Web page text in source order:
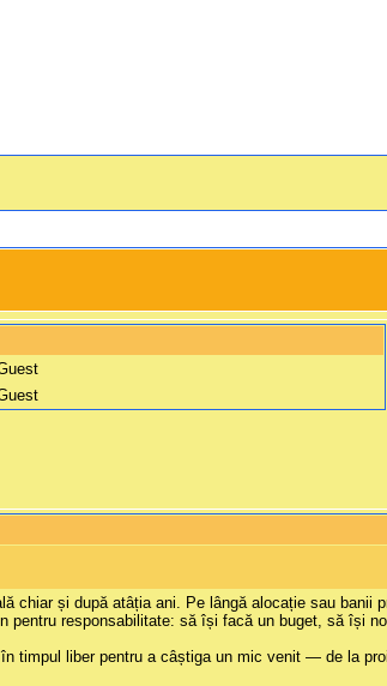
chiar și după atâția ani. Pe lângă alocație sau
pentru responsabilitate: să își facă un buget, să își
timpul liber pentru a câștiga un mic venit — de la